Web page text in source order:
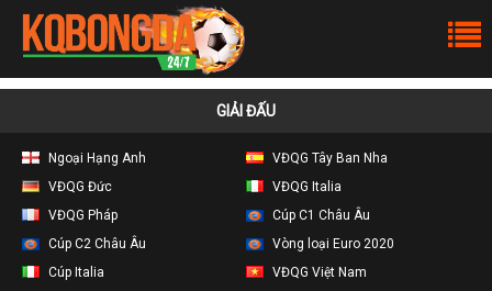
GIẢI ĐẤU
Ngoại Hạng Anh
VĐQG Tây Ban Nha
VĐQG Đức
VĐQG Italia
VĐQG Pháp
Cúp C1 Châu Âu
Cúp C2 Châu Âu
Vòng loại Euro 2020
Cúp Italia
VĐQG Việt Nam